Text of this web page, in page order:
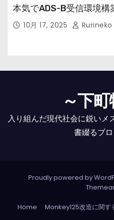
本気でADS-B受信環境構
10月 17, 2025 Rurineko
～下
入り組んだ現代社会に鋭いメ
書綴るブ
Proudly powered by
Home Monkey125改造に関す